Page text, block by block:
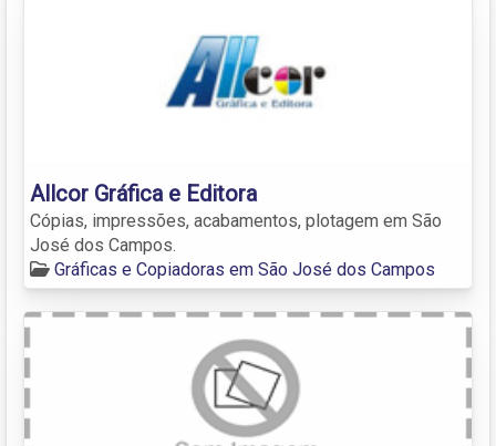
Allcor Gráfica e Editora
Cópias, impressões, acabamentos, plotagem em São
José dos Campos.
Gráficas e Copiadoras em São José dos Campos